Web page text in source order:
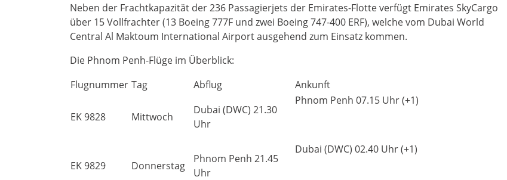
Neben der Frachtkapazität der 236 Passagierjets der Emirates-Flotte verfügt Emirates SkyCargo
über 15 Vollfrachter (13 Boeing 777F und zwei Boeing 747-400 ERF), welche vom Dubai World
Central Al Maktoum International Airport ausgehend zum Einsatz kommen.
Die Phnom Penh-Flüge im Überblick:
Flugnummer Tag Abflug Ankunft
EK 9828 Mittwoch
Dubai (DWC) 21.30
Uhr
Phnom Penh 07.15 Uhr (+1)
EK 9829 Donnerstag
Phnom Penh 21.45
Uhr
Dubai (DWC) 02.40 Uhr (+1)